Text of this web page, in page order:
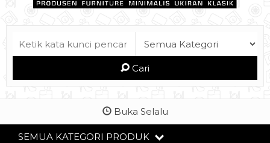
Cari
Buka Selalu
SEMUA KATEGORI PRODUK